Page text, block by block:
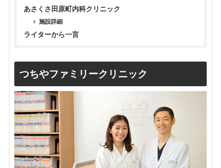
あさくさ田原町内科クリニック
施設詳細
ライターから一言
つちやファミリークリニック